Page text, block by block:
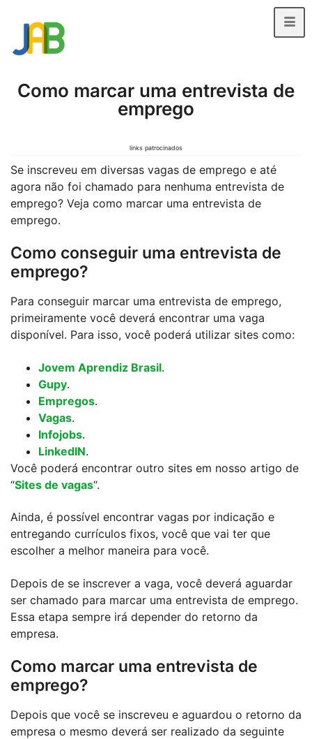
Como marcar uma entrevista de
emprego
links patrocinados
Se inscreveu em diversas vagas de emprego e até
agora não foi chamado para nenhuma entrevista de
emprego? Veja como marcar uma entrevista de
emprego.
Como conseguir uma entrevista de
emprego?
Para conseguir marcar uma entrevista de emprego,
primeiramente você deverá encontrar uma vaga
disponível. Para isso, você poderá utilizar sites como:
Jovem Aprendiz Brasil.
Gupy.
Empregos.
Vagas.
Infojobs.
LinkedIN.
Você poderá encontrar outro sites em nosso artigo de
“Sites de vagas“.
Ainda, é possível encontrar vagas por indicação e
entregando currículos fixos, você que vai ter que
escolher a melhor maneira para você.
Depois de se inscrever a vaga, você deverá aguardar
ser chamado para marcar uma entrevista de emprego.
Essa etapa sempre irá depender do retorno da
empresa.
Como marcar uma entrevista de
emprego?
Depois que você se inscreveu e aguardou o retorno da
empresa o mesmo deverá ser realizado da seguinte